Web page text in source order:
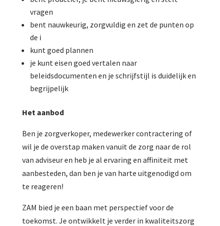
vragen
bent nauwkeurig, zorgvuldig en zet de punten op
de i
kunt goed plannen
je kunt eisen goed vertalen naar
beleidsdocumenten en je schrijfstijl is duidelijk en
begrijpelijk
Het aanbod
Ben je zorgverkoper, medewerker contractering of
wil je de overstap maken vanuit de zorg naar de rol
van adviseur en heb je al ervaring en affiniteit met
aanbesteden, dan ben je van harte uitgenodigd om
te reageren!
ZAM bied je een baan met perspectief voor de
toekomst. Je ontwikkelt je verder in kwaliteitszorg